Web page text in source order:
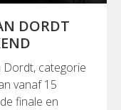
DORDT
Dordt, categorie
vanaf 15
finale en